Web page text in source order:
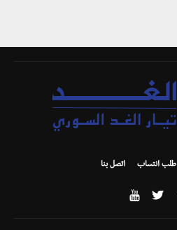
طلب انتساب اتصل بنا